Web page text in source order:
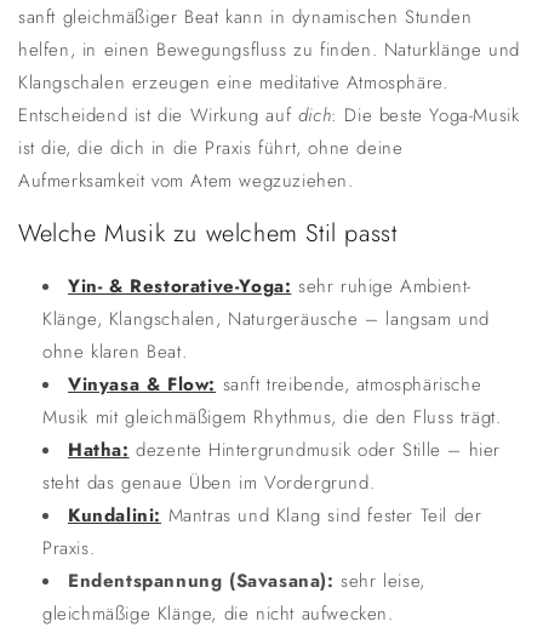
sanft gleichmäßiger Beat kann in dynamischen Stunden
helfen, in einen Bewegungsfluss zu finden. Naturklänge und
Klangschalen erzeugen eine meditative Atmosphäre.
Entscheidend ist die Wirkung auf dich: Die beste Yoga-Musik
ist die, die dich in die Praxis führt, ohne deine
Aufmerksamkeit vom Atem wegzuziehen.
Welche Musik zu welchem Stil passt
Yin- & Restorative-Yoga: sehr ruhige Ambient-
Klänge, Klangschalen, Naturgeräusche – langsam und
ohne klaren Beat.
Vinyasa & Flow: sanft treibende, atmosphärische
Musik mit gleichmäßigem Rhythmus, die den Fluss trägt.
Hatha: dezente Hintergrundmusik oder Stille – hier
steht das genaue Üben im Vordergrund.
Kundalini: Mantras und Klang sind fester Teil der
Praxis.
Endentspannung (Savasana): sehr leise,
gleichmäßige Klänge, die nicht aufwecken.